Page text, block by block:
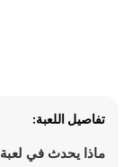
تفاصيل اللعبة:
ماذا يحدث في لعبة Traffic Monster؟